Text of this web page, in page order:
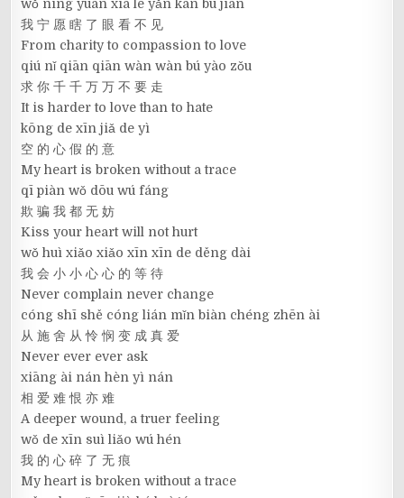
wǒ nìng yuàn xiā le yǎn kàn bú jiàn
我 宁 愿 瞎 了 眼 看 不 见
From charity to compassion to love
qiú nǐ qiān qiān wàn wàn bú yào zǒu
求 你 千 千 万 万 不 要 走
It is harder to love than to hate
kōng de xīn jiǎ de yì
空 的 心 假 的 意
My heart is broken without a trace
qī piàn wǒ dōu wú fáng
欺 骗 我 都 无 妨
Kiss your heart will not hurt
wǒ huì xiǎo xiǎo xīn xīn de děng dài
我 会 小 小 心 心 的 等 待
Never complain never change
cóng shī shě cóng lián mǐn biàn chéng zhēn ài
从 施 舍 从 怜 悯 变 成 真 爱
Never ever ever ask
xiāng ài nán hèn yì nán
相 爱 难 恨 亦 难
A deeper wound, a truer feeling
wǒ de xīn suì liǎo wú hén
我 的 心 碎 了 无 痕
My heart is broken without a trace